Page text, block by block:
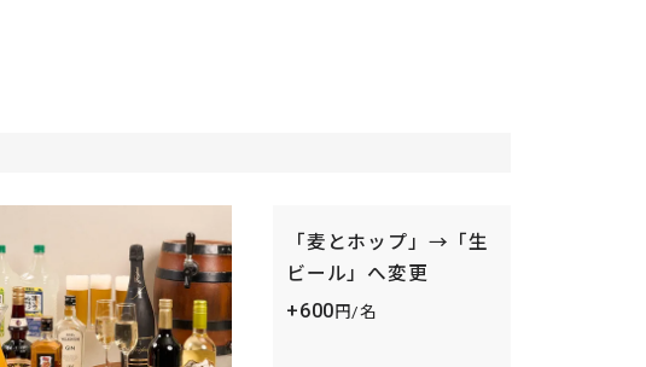
「麦とホップ」→「生
ビール」へ変更
+600 円/名